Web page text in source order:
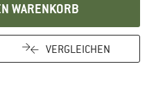
WARENKORB
VERGLEICHEN